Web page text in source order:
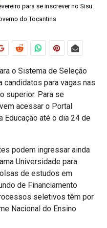
para se inscrever no Sisu.
do Tocantins
o Sistema de Seleção
candidatos para vagas nas
superior. Para se
acessar o Portal
até o dia 24 de
podem ingressar ainda
Universidade para
de estudos em
de Financiamento
seletivos têm por
Nacional do Ensino